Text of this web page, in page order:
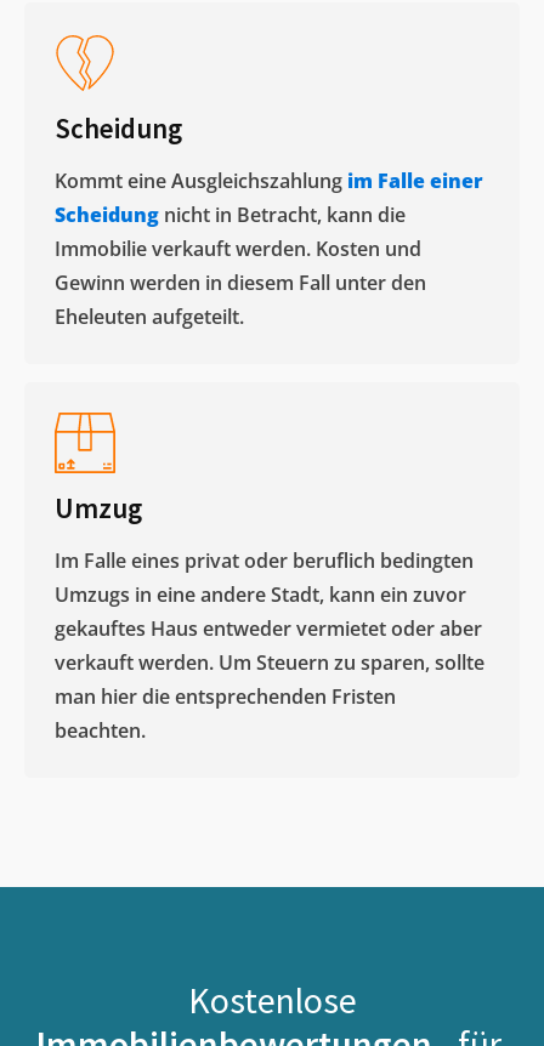
Scheidung
Kommt eine Ausgleichszahlung im Falle einer
Scheidung nicht in Betracht, kann die
Immobilie verkauft werden. Kosten und
Gewinn werden in diesem Fall unter den
Eheleuten aufgeteilt.​
Umzug
Im Falle eines privat oder beruflich bedingten
Umzugs in eine andere Stadt, kann ein zuvor
gekauftes Haus entweder vermietet oder aber
verkauft werden. Um Steuern zu sparen, sollte
man hier die entsprechenden Fristen
beachten.
Kostenlose